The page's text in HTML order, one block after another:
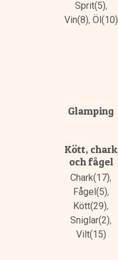
Sprit(5),
Vin(8), Öl(10)
Glamping
Kött, chark
och fågel
Chark(17),
Fågel(5),
Kött(29),
Sniglar(2),
Vilt(15)